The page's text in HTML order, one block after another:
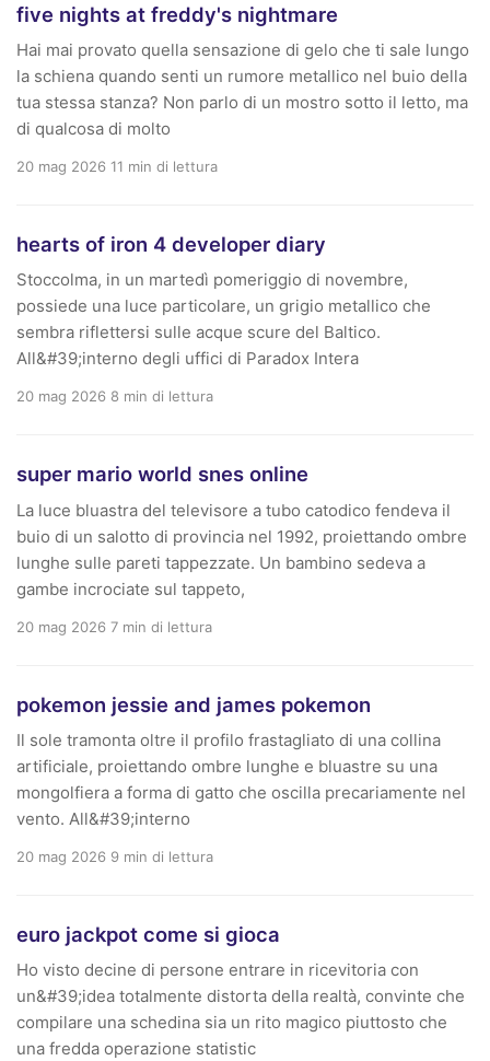
five nights at freddy's nightmare
Hai mai provato quella sensazione di gelo che ti sale lungo
la schiena quando senti un rumore metallico nel buio della
tua stessa stanza? Non parlo di un mostro sotto il letto, ma
di qualcosa di molto
20 mag 2026 11 min di lettura
hearts of iron 4 developer diary
Stoccolma, in un martedì pomeriggio di novembre,
possiede una luce particolare, un grigio metallico che
sembra riflettersi sulle acque scure del Baltico.
All&#39;interno degli uffici di Paradox Intera
20 mag 2026 8 min di lettura
super mario world snes online
La luce bluastra del televisore a tubo catodico fendeva il
buio di un salotto di provincia nel 1992, proiettando ombre
lunghe sulle pareti tappezzate. Un bambino sedeva a
gambe incrociate sul tappeto,
20 mag 2026 7 min di lettura
pokemon jessie and james pokemon
Il sole tramonta oltre il profilo frastagliato di una collina
artificiale, proiettando ombre lunghe e bluastre su una
mongolfiera a forma di gatto che oscilla precariamente nel
vento. All&#39;interno
20 mag 2026 9 min di lettura
euro jackpot come si gioca
Ho visto decine di persone entrare in ricevitoria con
un&#39;idea totalmente distorta della realtà, convinte che
compilare una schedina sia un rito magico piuttosto che
una fredda operazione statistic